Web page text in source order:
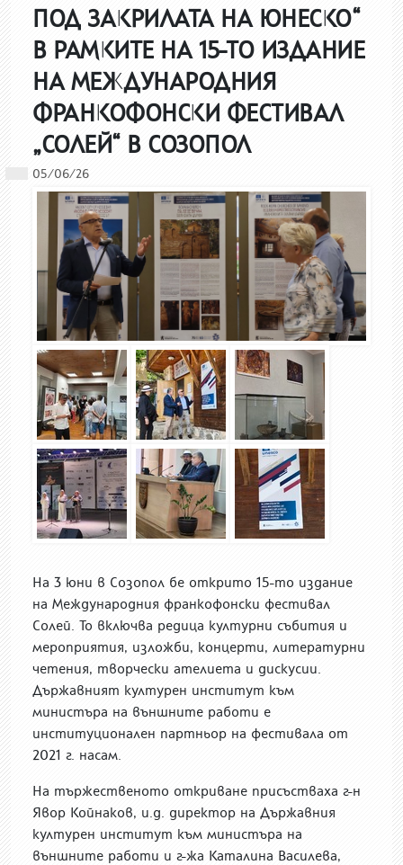
ПОД ЗАКРИЛАТА НА ЮНЕСКО“
В РАМКИТЕ НА 15-ТО ИЗДАНИЕ
НА МЕЖДУНАРОДНИЯ
ФРАНКОФОНСКИ ФЕСТИВАЛ
„СОЛЕЙ“ В СОЗОПОЛ
05/06/26
На 3 юни в Созопол бе открито 15-то издание
на Международния франкофонски фестивал
Солей. То включва редица културни събития и
мероприятия, изложби, концерти, литературни
четения, творчески ателиета и дискусии.
Държавният културен институт към
министъра на външните работи е
институционален партньор на фестивала от
2021 г. насам.
На тържественото откриване присъстваха г-н
Явор Койнаков, и.д. директор на Държавния
културен институт към министъра на
външните работи и г-жа Каталина Василева,